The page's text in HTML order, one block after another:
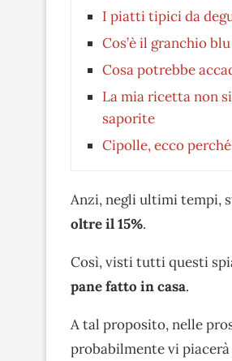
I piatti tipici da
Cos’è il granchio
Cosa potrebbe
La mia ricetta non
saporite
Cipolle, ecco
Anzi, negli ultimi tempi,
oltre il 15%.
Così, visti tutti questi
pane fatto in casa.
A tal proposito, nelle
probabilmente vi